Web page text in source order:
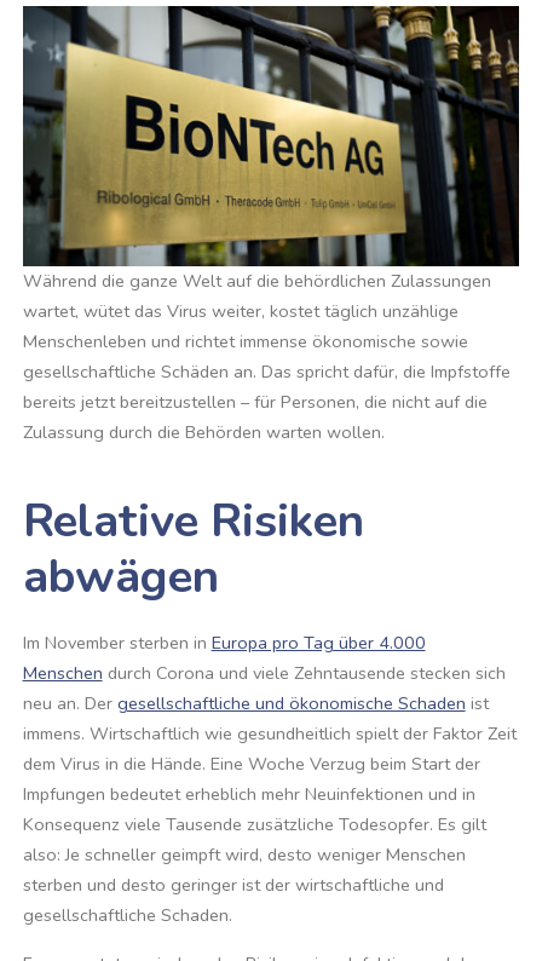
Während die ganze Welt auf die behördlichen Zulassungen
wartet, wütet das Virus weiter, kostet täglich unzählige
Menschenleben und richtet immense ökonomische sowie
gesellschaftliche Schäden an. Das spricht dafür, die Impfstoffe
bereits jetzt bereitzustellen – für Personen, die nicht auf die
Zulassung durch die Behörden warten wollen.
Relative Risiken
abwägen
Im November sterben in Europa pro Tag über 4.000
Menschen durch Corona und viele Zehntausende stecken sich
neu an. Der gesellschaftliche und ökonomische Schaden ist
immens. Wirtschaftlich wie gesundheitlich spielt der Faktor Zeit
dem Virus in die Hände. Eine Woche Verzug beim Start der
Impfungen bedeutet erheblich mehr Neuinfektionen und in
Konsequenz viele Tausende zusätzliche Todesopfer. Es gilt
also: Je schneller geimpft wird, desto weniger Menschen
sterben und desto geringer ist der wirtschaftliche und
gesellschaftliche Schaden.